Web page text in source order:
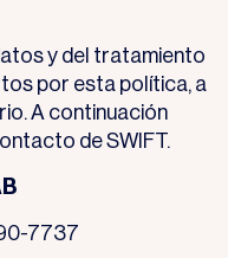
y del tratamiento
por esta política, a
A continuación
de SWIFT.
7737